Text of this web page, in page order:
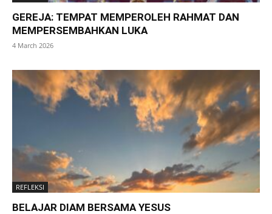
GEREJA: TEMPAT MEMPEROLEH RAHMAT DAN
MEMPERSEMBAHKAN LUKA
4 March 2026
REFLEKSI
BELAJAR DIAM BERSAMA YESUS